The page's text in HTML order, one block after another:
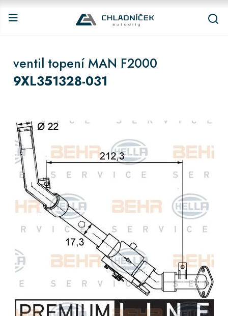
ventil topení MAN F2000
9XL351328-031